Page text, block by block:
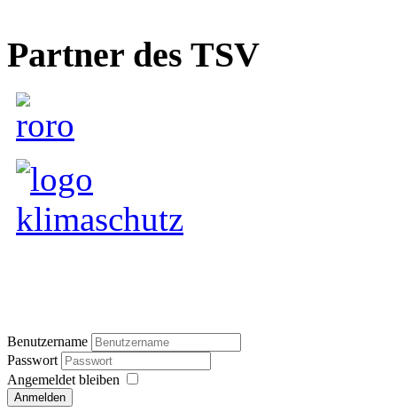
Partner des TSV
Benutzername
Passwort
Angemeldet bleiben
Anmelden